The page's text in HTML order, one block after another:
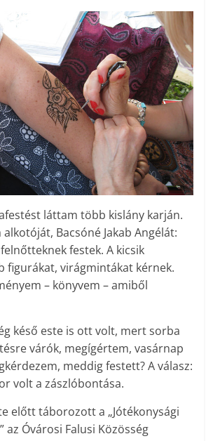
láttam több kislány karján.
Ba­csó­né Jakab Angélát:
festek. A kicsik
figurákat, virágmintákat kérnek.
– könyvem – amiből
késő este is ott volt, mert sorba
várók, megígértem, vasárnap
meddig festett? A válasz:
volt a zászlóbontása.
előtt táborozott a „Jótékonysági
az Óvárosi Falusi Közösség